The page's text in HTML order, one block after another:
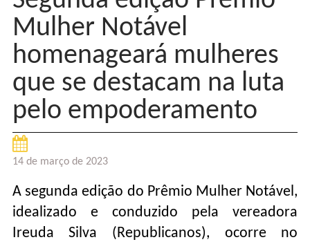
Mulher Notável
homenageará mulheres
que se destacam na luta
pelo empoderamento
14 de março de 2023
A segunda edição do Prêmio Mulher Notável,
idealizado e conduzido pela vereadora
Ireuda Silva (Republicanos), ocorre no